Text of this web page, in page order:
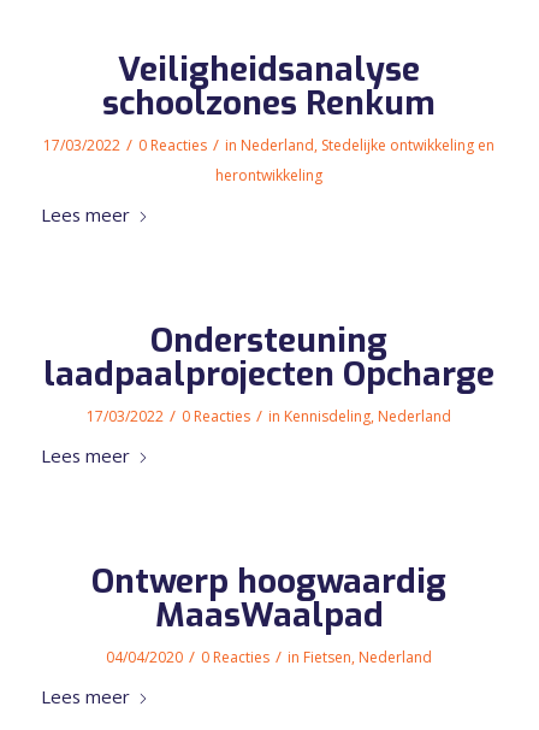
Veiligheidsanalyse
schoolzones Renkum
17/03/2022 / 0 Reacties / in Nederland, Stedelijke ontwikkeling en
herontwikkeling
Lees meer
Ondersteuning
laadpaalprojecten Opcharge
17/03/2022 / 0 Reacties / in Kennisdeling, Nederland
Lees meer
Ontwerp hoogwaardig
MaasWaalpad
04/04/2020 / 0 Reacties / in Fietsen, Nederland
Lees meer